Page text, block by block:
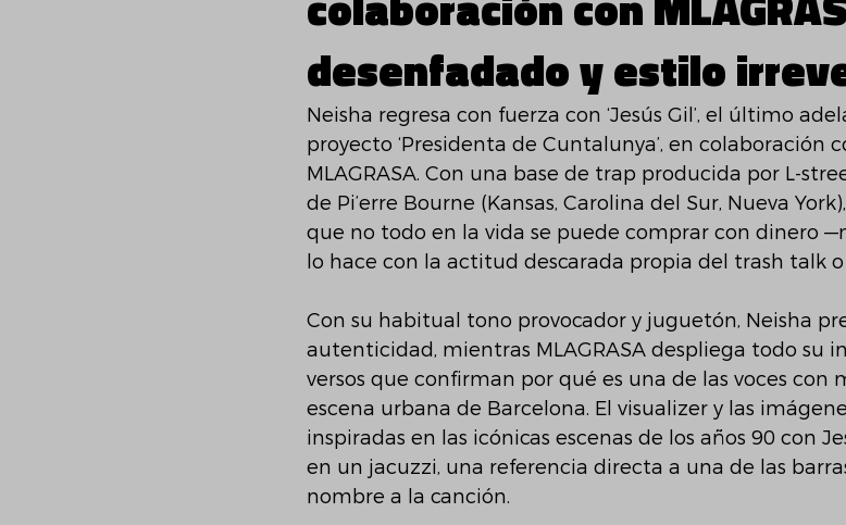
desenfadado y estilo
Neisha regresa con fuerza con ‘Jesús Gil’, el último
proyecto ‘Presidenta de Cuntalunya’, en colaboración
MLAGRASA. Con una base de trap producida por L-
de Pi’erre Bourne (Kansas, Carolina del Sur, Nueva
que no todo en la vida se puede comprar con dinero
lo hace con la actitud descarada propia del trash talk
Con su habitual tono provocador y juguetón, Neisha
autenticidad, mientras MLAGRASA despliega todo su
versos que confirman por qué es una de las voces con
escena urbana de Barcelona. El visualizer y las
inspiradas en las icónicas escenas de los años 90 con
en un jacuzzi, una referencia directa a una de las
nombre a la canción.